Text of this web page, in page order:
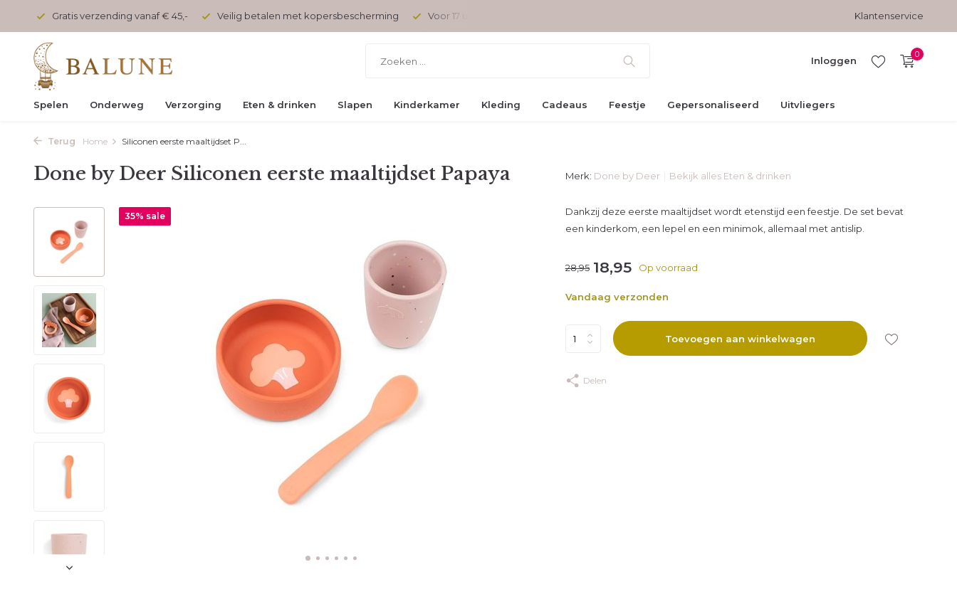
Gratis verzending vanaf € 45,- Veilig betalen met kopersbescherming Voor 17 uur besteld, vandaag verzonden Veilig betalen met
Klantenservice
Inloggen
0
Spelen Onderweg Verzorging Eten & drinken Slapen Kinderkamer Kleding Cadeaus Feestje Gepersonaliseerd Uitvliegers
Terug Home Siliconen eerste maaltijdset P...
Done by Deer Siliconen eerste maaltijdset Papaya
35% sale
Merk: Done by Deer Bekijk alles Eten & drinken
Dankzij deze eerste maaltijdset wordt etenstijd een feestje. De set bevat
een kinderkom, een lepel en een minimok, allemaal met antislip.
28,95 18,95 Op voorraad
Vandaag verzonden
Toevoegen aan winkelwagen
Delen